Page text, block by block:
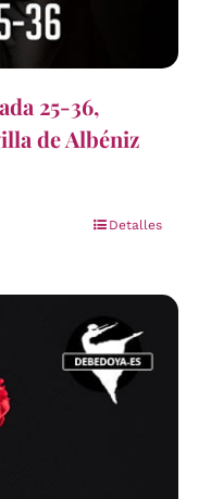
25-36,
de Albéniz
Detalles